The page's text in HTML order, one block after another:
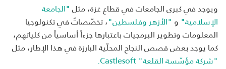
ويوجد في كبرى الجامعات في قطاع غزة، مثل"الجامعة
الإسلامية" و "الأزهروفلسطين"، تخصّصاتٌ في تكنولوجيا
المعلومات وتطوير البرمجيات باعتبارها جزءاً أساسياً من كلياتهم،
كما يوجد بعض قصص النجاح المحلّية البارزة في هذا الإطار، مثل
"شركة مؤسّسة القلعة" Castlesoft.